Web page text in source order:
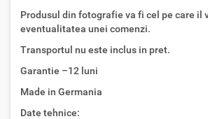
Produsul din fotografie va fi cel pe care il
eventualitatea unei comenzi.
Transportul nu este inclus in pret.
Garantie –12 luni
Made in Germania
Date tehnice: